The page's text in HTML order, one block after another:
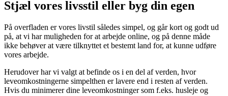
Stjæl vores livsstil eller byg din egen
På overfladen er vores livstil således simpel, og går kort og godt ud
på, at vi har muligheden for at arbejde online, og på denne måde
ikke behøver at være tilknyttet et bestemt land for, at kunne udføre
vores arbejde.
Herudover har vi valgt at befinde os i en del af verden, hvor
leveomkostningerne simpelthen er lavere end i resten af verden.
Hvis du minimerer dine leveomkostninger som f.eks. husleje og